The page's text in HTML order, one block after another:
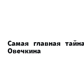
Самая главная
Овечкина